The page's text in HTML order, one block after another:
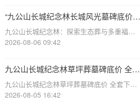
九公山长城纪念林生态单人墓碑的定价策
略、活动优惠以及相关福利，帮助您更好地
了解和选择适
“九公山长城纪念林长城风光墓碑底价
生态葬多重福利叠加申领”
九公山长城纪念林：探索生态葬与多重福利
的完美融合☎ 九公山陵园电话:400-838-
渐从传统的土葬转向更为环保、节俭的生态
葬。九公山长城纪念林作为国内领先的
2026-08-06 09:42
九公山长城纪念林草坪葬墓碑底价 全套
下葬打包优惠同步享详解
九公山长城纪念林草坪葬墓碑底价 全套下葬
打包优惠同步享详解☎ 九公山陵园电话:400-
2026-08-05 16:42